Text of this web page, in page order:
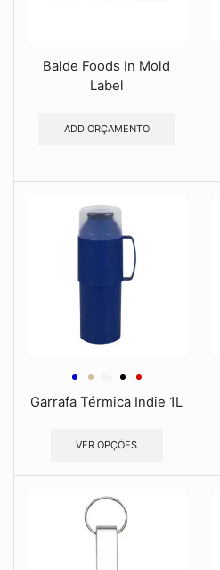
Balde Foods In Mold
Label
ADD ORÇAMENTO
Garrafa Térmica Indie 1L
VER OPÇÕES